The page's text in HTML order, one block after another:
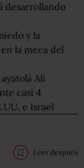
desarrollando
y la
la meca del
Alí
casi 4
e Israel
Leer después